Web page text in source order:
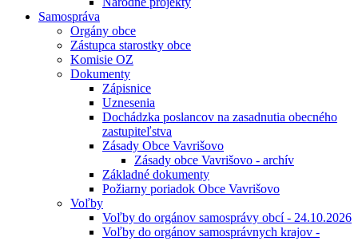
Samospráva
Orgány obce
Zástupca starostky obce
Komisie OZ
Dokumenty
Zápisnice
Uznesenia
Dochádzka poslancov na zasadnutia obecného
zastupiteľstva
Zásady Obce Vavrišovo
Zásady obce Vavrišovo - archív
Základné dokumenty
Požiarny poriadok Obce Vavrišovo
Voľby
Voľby do orgánov samosprávy obcí - 24.10.2026
Voľby do orgánov samosprávnych krajov -